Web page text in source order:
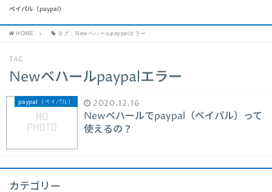
ペイパル（paypal）
HOME タグ : Newベハールpaypalエラー
TAG
Newベハールpaypalエラー
paypal（ペイパル） 2020.12.16
Newベハールでpaypal（ペイパル）って
使えるの？
カテゴリー